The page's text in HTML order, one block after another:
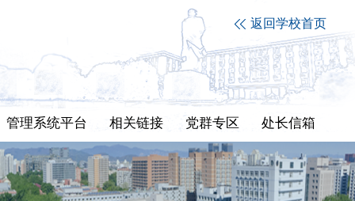
返回学校首页
管理系统平台 相关链接 党群专区 处长信箱